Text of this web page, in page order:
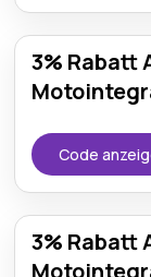
3% Rabatt
Code
3% Rabatt